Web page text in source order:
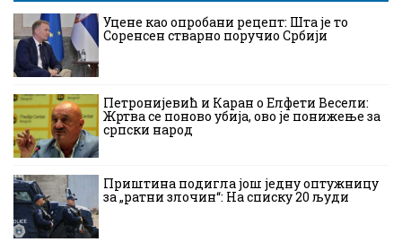
Уцене као опробани рецепт: Шта је то
Соренсен стварно поручио Србији
Петронијевић и Каран о Елфети Весели:
Жртва се поново убија, ово је понижење за
српски народ
Приштина подигла још једну оптужницу
за „ратни злочин“: На списку 20 људи